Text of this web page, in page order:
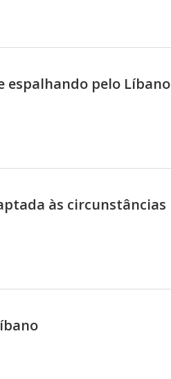
espalhando pelo Líbano
às circunstâncias